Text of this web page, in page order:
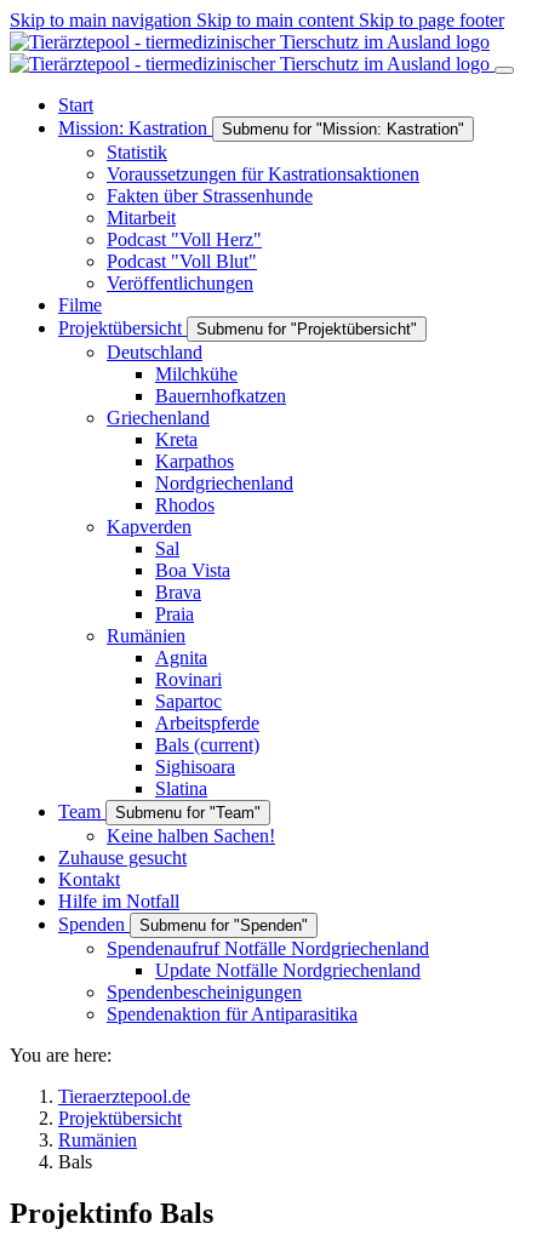
Skip to main navigation Skip to main content Skip to page footer
Start
Mission: Kastration
Submenu for "Mission: Kastration"
Statistik
Voraussetzungen für Kastrationsaktionen
Fakten über Strassenhunde
Mitarbeit
Podcast "Voll Herz"
Podcast "Voll Blut"
Veröffentlichungen
Filme
Projektübersicht
Submenu for "Projektübersicht"
Deutschland
Milchkühe
Bauernhofkatzen
Griechenland
Kreta
Karpathos
Nordgriechenland
Rhodos
Kapverden
Sal
Boa Vista
Brava
Praia
Rumänien
Agnita
Rovinari
Sapartoc
Arbeitspferde
Bals (current)
Sighisoara
Slatina
Team
Submenu for "Team"
Keine halben Sachen!
Zuhause gesucht
Kontakt
Hilfe im Notfall
Spenden
Submenu for "Spenden"
Spendenaufruf Notfälle Nordgriechenland
Update Notfälle Nordgriechenland
Spendenbescheinigungen
Spendenaktion für Antiparasitika
You are here:
Tieraerztepool.de
Projektübersicht
Rumänien
Bals
Projektinfo Bals